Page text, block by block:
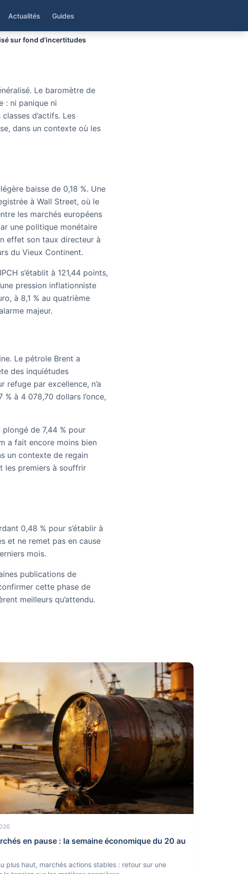
Actualités Guides
sur fond d'incertitudes
Le baromètre de
: ni panique ni
d’actifs. Les
dans un contexte où les
baisse de 0,18 %. Une
à Wall Street, où le
les marchés européens
une politique monétaire
effet son taux directeur à
du Vieux Continent.
s’établit à 121,44 points,
pression inflationniste
à 8,1 % au quatrième
majeur.
Le pétrole Brent a
des inquiétudes
refuge par excellence, n’a
à 4 078,70 dollars l’once,
de 7,44 % pour
a fait encore moins bien
un contexte de regain
les premiers à souffrir
0,48 % pour s’établir à
et ne remet pas en cause
mois.
publications de
cette phase de
meilleurs qu’attendu.
en pause : la semaine économique du 20 au
plus haut, marchés actions stables : retour sur une